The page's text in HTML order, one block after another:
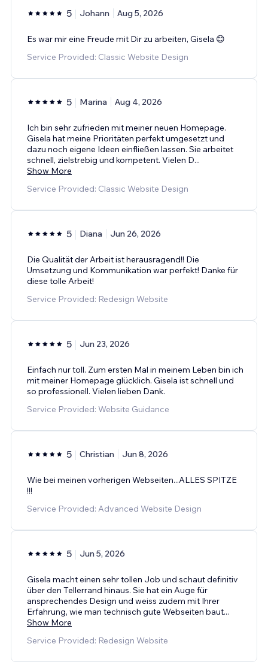
5 Johann Aug 5, 2026
Es war mir eine Freude mit Dir zu arbeiten, Gisela 😊
Service Provided: Classic Website Design
5 Marina Aug 4, 2026
Ich bin sehr zufrieden mit meiner neuen Homepage.
Gisela hat meine Prioritäten perfekt umgesetzt und
dazu noch eigene Ideen einfließen lassen. Sie arbeitet
schnell, zielstrebig und kompetent. Vielen D...
Show More
Service Provided: Classic Website Design
5 Diana Jun 26, 2026
Die Qualität der Arbeit ist herausragend!! Die
Umsetzung und Kommunikation war perfekt! Danke für
diese tolle Arbeit!
Service Provided: Redesign Website
5 Jun 23, 2026
Einfach nur toll. Zum ersten Mal in meinem Leben bin ich
mit meiner Homepage glücklich. Gisela ist schnell und
so professionell. Vielen lieben Dank.
Service Provided: Website Guidance
5 Christian Jun 8, 2026
Wie bei meinen vorherigen Webseiten...ALLES SPITZE
!!!
Service Provided: Advanced Website Design
5 Jun 5, 2026
Gisela macht einen sehr tollen Job und schaut definitiv
über den Tellerrand hinaus. Sie hat ein Auge für
ansprechendes Design und weiss zudem mit Ihrer
Erfahrung, wie man technisch gute Webseiten baut...
Show More
Service Provided: Redesign Website